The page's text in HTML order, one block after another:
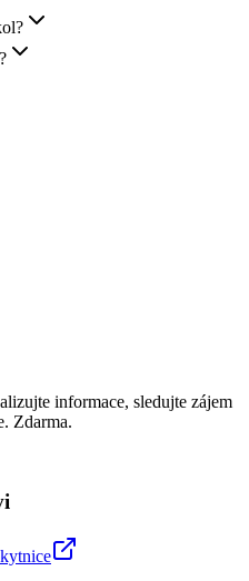
informace, sledujte zájem
Zdarma.